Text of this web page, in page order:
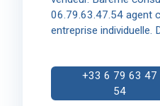
06.79.63.47.54 agent
entreprise individuelle.
+33 6 79 63 47
54